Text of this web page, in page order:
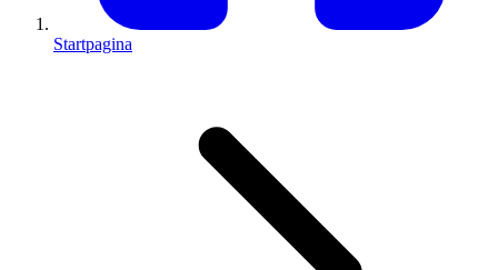
Startpagina